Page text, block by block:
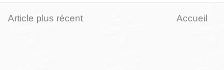
Article plus récent Accueil